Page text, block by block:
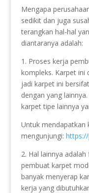
Mengapa
sedikit dan juga
terangkan hal-hal
diantaranya adalah:
1. Proses kerja
kompleks. Karpet ini
jadi karpet ini
dengan yang
karpet tipe lainnya
Untuk mendapatkan
mengunjungi:
2. Hal lainnya
pembuat karpet
banyak menyerap
kerja yang